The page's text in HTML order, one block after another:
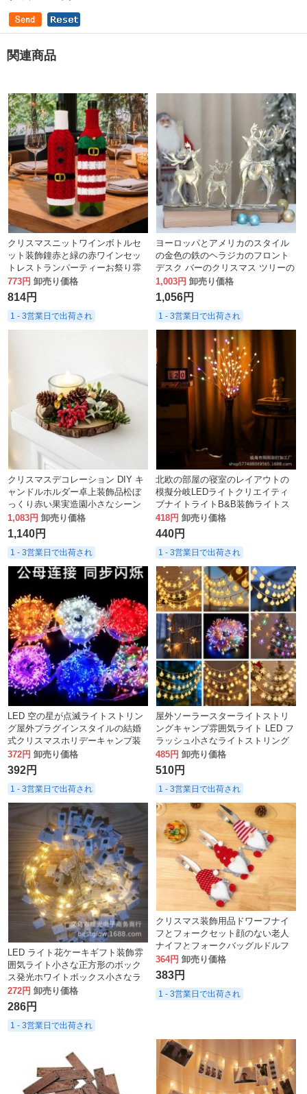
関連商品
クリスマスニットワインボトルセ
ット装飾鐘赤と緑の赤ワインセッ
トレストランパーティーお祭り雰
囲気の装飾
773円 卸売り価格
814円
1 - 3営業日で出荷され
ヨーロッパとアメリカのスタイル
の金色の鉄のヘラジカのフロント
デスク バーのクリスマス ツリーの
下のクリスマスの装飾
1,003円 卸売り価格
1,056円
1 - 3営業日で出荷され
クリスマスデコレーション DIY キ
ャンドルホルダー卓上装飾品松ぼ
っくり赤い果実造園小さなシーン
ホリデーパーティーの装飾小道具
1,083円 卸売り価格
1,140円
1 - 3営業日で出荷され
北欧の部屋の寝室のレイアウトの
模擬分岐LEDライトクリエイティ
ブナイトライトB&B装飾ライトス
トリング
418円 卸売り価格
440円
1 - 3営業日で出荷され
LED 空の星が点滅ライトストリン
グ屋外プラグインスタイルの結婚
式クリスマスホリデーキャンプ装
飾ハンギングライト卸売
372円 卸売り価格
392円
1 - 3営業日で出荷され
屋外ソーラースターライトストリ
ングキャンプ雰囲気ライト LED フ
ラッシュ小さなライトストリング
クリスマス装飾スノーフレークラ
イトストリング
485円 卸売り価格
510円
1 - 3営業日で出荷され
LED ライト花ケーキギフト装飾雰
囲気ライト小さな正方形のボック
ス発光ホワイトボックス小さなラ
ンタン 123
272円 卸売り価格
286円
1 - 3営業日で出荷され
クリスマス装飾用品ドワーフナイ
フとフォークセット顔のない老人
ナイフとフォークバッグルドルフ
カトラリーセット
364円 卸売り価格
383円
1 - 3営業日で出荷され